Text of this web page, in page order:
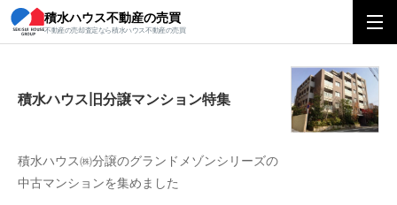
積水ハウス不動産の売買
不動産の売却査定なら積水ハウス不動産の売買
積水ハウス旧分譲マンション特集
積水ハウス旧分譲マンション特集
積水ハウス㈱分譲のグランドメゾンシリーズの
中古マンションを集めました